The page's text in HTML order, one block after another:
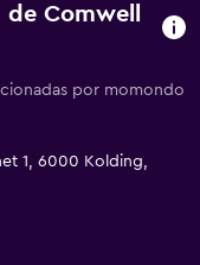
Comwell
por momondo
1, 6000 Kolding,